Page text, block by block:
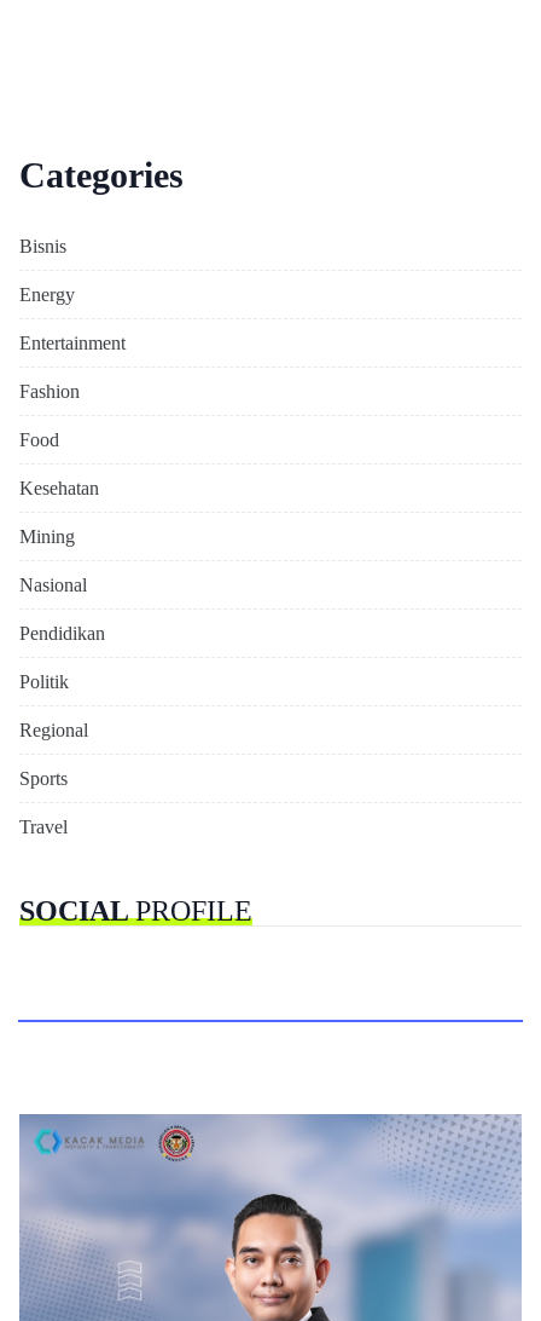
Categories
Bisnis
Energy
Entertainment
Fashion
Food
Kesehatan
Mining
Nasional
Pendidikan
Politik
Regional
Sports
Travel
SOCIALPROFILE